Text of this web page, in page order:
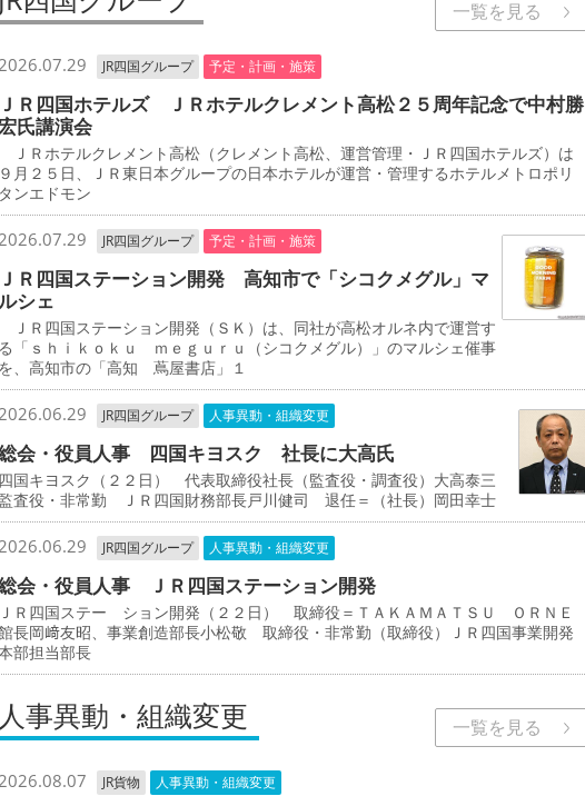
一覧を見る
JR四国グループ 予定・計画・施策
ＪＲ四国ホテルズ ＪＲホテルクレメント高松２５周年記念で中村勝
氏講演会
ＪＲホテルクレメント高松（クレメント高松、運営管理・ＪＲ四国ホテルズ）は
９月２５日、ＪＲ東日本グループの日本ホテルが運営・管理するホテルメトロポリ
タンエドモン
JR四国グループ 予定・計画・施策
ＪＲ四国ステーション開発 高知市で「シコクメグル」マ
シェ
ＪＲ四国ステーション開発（ＳＫ）は、同社が高松オルネ内で運営す
る「ｓｈｉｋｏｋｕ ｍｅｇｕｒｕ（シコクメグル）」のマルシェ催事
を、高知市の「高知 蔦屋書店」１
JR四国グループ 人事異動・組織変更
会・役員人事 四国キヨスク 社長に大高氏
四国キヨスク（２２日） 代表取締役社長（監査役・調査役）大高泰三
監査役・非常勤 ＪＲ四国財務部長戸川健司 退任＝（社長）岡田幸士
JR四国グループ 人事異動・組織変更
会・役員人事 ＪＲ四国ステーション開発
ＪＲ四国ステー ション開発（２２日） 取締役＝ＴＡＫＡＭＡＴＳＵ ＯＲＮＥ
長岡﨑友昭、事業創造部長小松敬 取締役・非常勤（取締役）ＪＲ四国事業開発
部担当部長
人事異動・組織変更 一覧を見る
JR貨物 人事異動・組織変更